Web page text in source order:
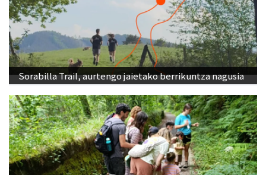
Sorabilla Trail, aurtengo jaietako berrikuntza nagusia